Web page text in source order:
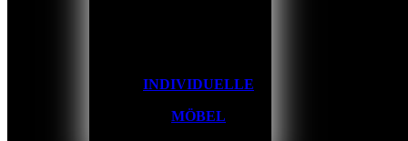
INDIVIDUELLE
MÖBEL